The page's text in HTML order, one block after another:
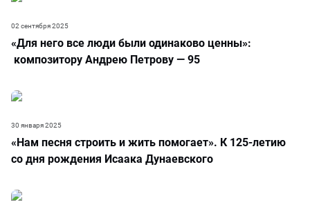
«Для него все люди были одинаково ценны»:
композитору Андрею Петрову — 95
02 сентября 2025
«Нам песня строить и жить помогает». К 125-летию
со дня рождения Исаака Дунаевского
30 января 2025